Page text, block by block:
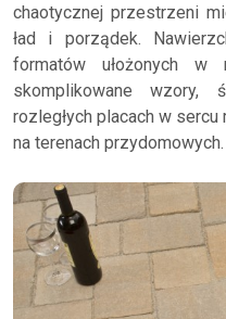
chaotycznej przestrzeni
ład i porządek.
formatów ułożonych
skomplikowane wzory,
rozległych placach w
na terenach przydomowych.